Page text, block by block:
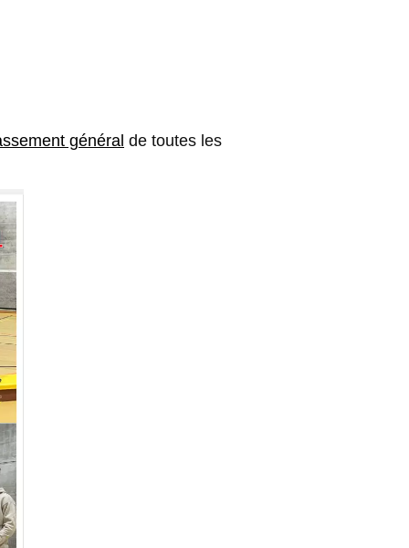
général de toutes les